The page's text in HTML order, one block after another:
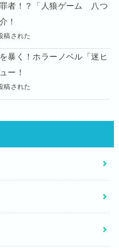
者！？「人狼ゲーム 八つ
！
稿された
暴く！ホラーノベル「迷ヒ
ー！
稿された